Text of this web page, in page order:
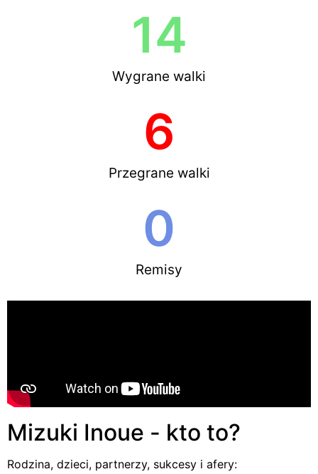
Wygrane walki
14
Przegrane walki
6
Remisy
0
Mizuki Inoue - kto to?
Rodzina, dzieci, partnerzy, sukcesy i afery: